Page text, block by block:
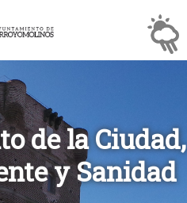
de la Ciudad,
y Sanidad